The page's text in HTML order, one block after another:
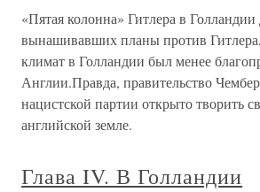
«Пятая колонна» Гитлера в
вынашивавших планы против
климат в Голландии был менее
Англии.Правда, правительство
нацистской партии открыто творить
английской земле.
Глава IV. В Голландии